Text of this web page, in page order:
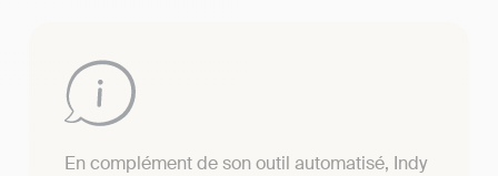
En complément de son outil automatisé, Indy